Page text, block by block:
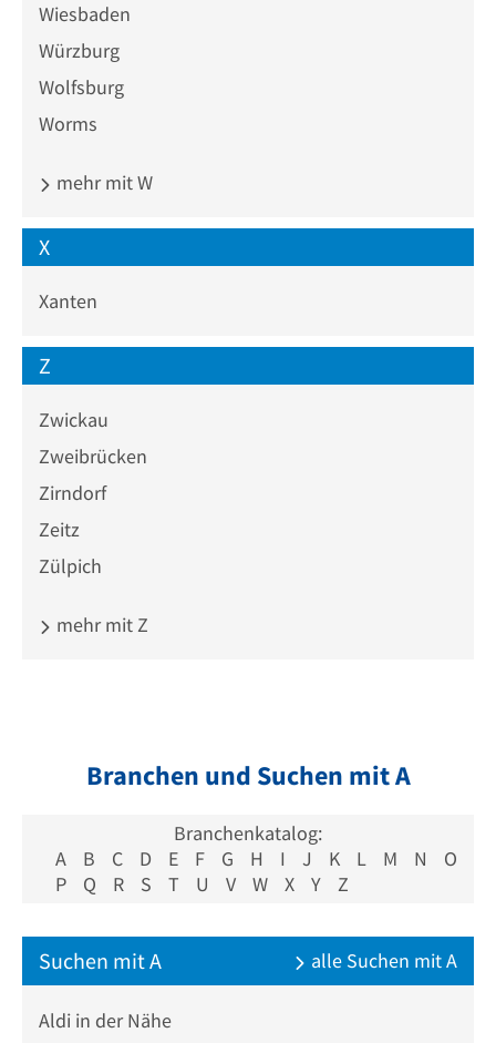
Wiesbaden
Würzburg
Wolfsburg
Worms
mehr mit W
X
Xanten
Z
Zwickau
Zweibrücken
Zirndorf
Zeitz
Zülpich
mehr mit Z
Branchen und Suchen mit A
Branchenkatalog:
A
B C D E F G H I J K L M N
O
P
Q R S T U V W X Y Z
Suchen mit A alle Suchen mit A
Aldi in der Nähe